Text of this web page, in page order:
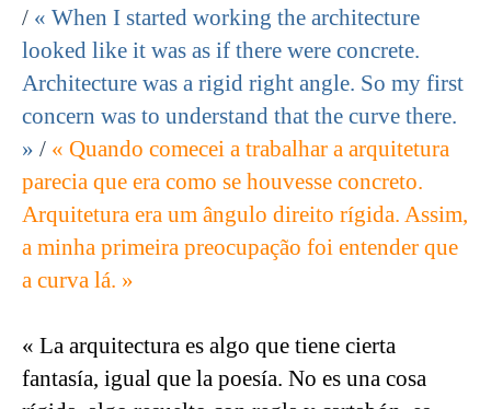
/ « When I started working the architecture
looked like it was as if there were concrete.
Architecture was a rigid right angle. So my first
concern was to understand that the curve there.
» / « Quando comecei a trabalhar a arquitetura
parecia que era como se houvesse concreto.
Arquitetura era um ângulo direito rígida. Assim,
a minha primeira preocupação foi entender que
a curva lá. »
« La arquitectura es algo que tiene cierta
fantasía, igual que la poesía. No es una cosa